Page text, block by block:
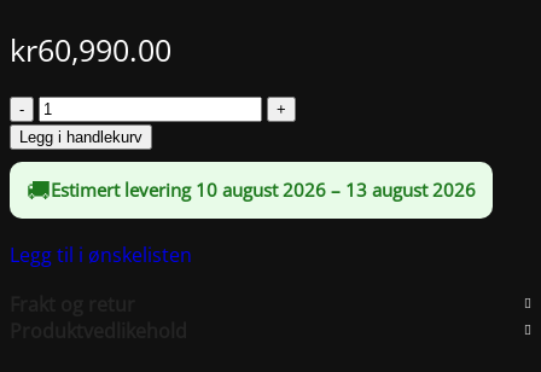
kr60,990.00
Legg i handlekurv
🚚Estimert levering 10 august 2026 – 13 august 2026
Legg til i ønskelisten